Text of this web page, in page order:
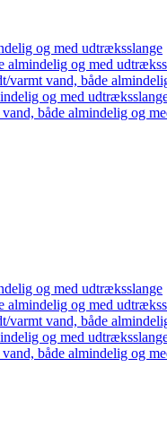
og med udtræksslange
almindelig og med
varmt vand, både
og med
både almindelig og
og med udtræksslange
almindelig og med
varmt vand, både
og med
både almindelig og